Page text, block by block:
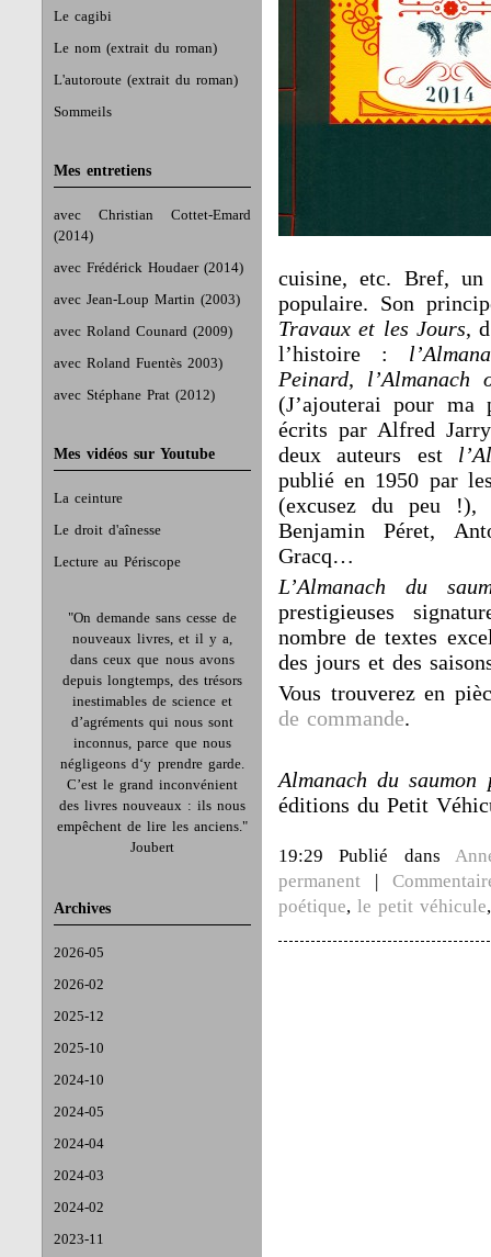
Le cagibi
Le nom (extrait du roman)
L'autoroute (extrait du roman)
Sommeils
Mes entretiens
avec Christian Cottet-Emard
(2014)
avec Frédérick Houdaer (2014)
avec Jean-Loup Martin (2003)
avec Roland Counard (2009)
avec Roland Fuentès 2003)
avec Stéphane Prat (2012)
Mes vidéos sur Youtube
La ceinture
Le droit d'aînesse
Lecture au Périscope
"On demande sans cesse de
nouveaux livres, et il y a,
dans ceux que nous avons
depuis longtemps, des trésors
inestimables de science et
d’agréments qui nous sont
inconnus, parce que nous
négligeons d‘y prendre garde.
C’est le grand inconvénient
des livres nouveaux : ils nous
empêchent de lire les anciens."
Joubert
Archives
2026-05
2026-02
2025-12
2025-10
2024-10
2024-05
2024-04
2024-03
2024-02
2023-11
cuisine, etc. Bref,
populaire. Son
Travaux et les Jours,
l’histoire :
Peinard, l’Almanach
(J’ajouterai pour
écrits par Alfred
deux auteurs est
publié en 1950 par
(excusez du peu !),
Benjamin Péret,
Gracq…
L’Almanach du
prestigieuses
nombre de textes
des jours et des
Vous trouverez en
de commande.
Almanach du
éditions du Petit
19:29 Publié dans
permanent |
poétique,le petit véhicule